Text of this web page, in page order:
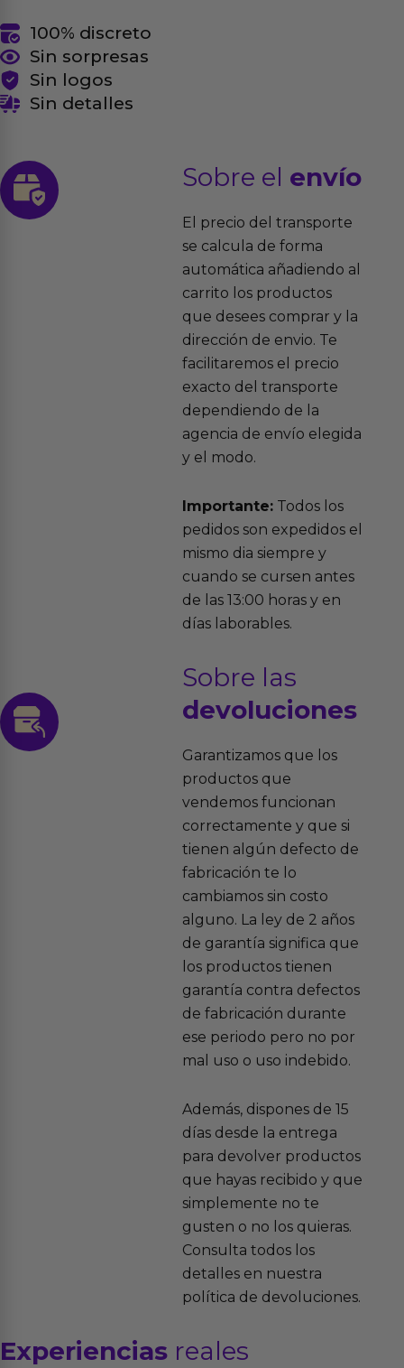
100% discreto
Sin sorpresas
Sin logos
Sin detalles
Sobre el envío
El precio del transporte
se calcula de forma
automática añadiendo al
carrito los productos
que desees comprar y la
dirección de envio. Te
facilitaremos el precio
exacto del transporte
dependiendo de la
agencia de envío elegida
y el modo.
Importante:Todos los
pedidos son expedidos el
mismo dia siempre y
cuando se cursen antes
de las 13:00 horas y en
días laborables.
Sobre las
devoluciones
Garantizamos que los
productos que
vendemos funcionan
correctamente y que si
tienen algún defecto de
fabricación te lo
cambiamos sin costo
alguno. La ley de 2 años
de garantía significa que
los productos tienen
garantía contra defectos
de fabricación durante
ese periodo pero no por
mal uso o uso indebido.
Además, dispones de 15
días desde la entrega
para devolver productos
que hayas recibido y que
simplemente no te
gusten o no los quieras.
Consulta todos los
detalles en nuestra
política de devoluciones.
Experiencias reales